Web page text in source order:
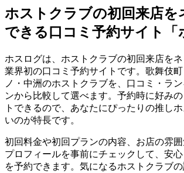
ホストクラブの初回来店を
できる口コミ予約サイト「
ホスログは、ホストクラブの初回来店を
業界初の口コミ予約サイトです。歌舞伎
ノ・中洲のホストクラブを、口コミ・ラ
ンから比較して選べます。予約時に好み
トできるので、あなたにぴったりの推し
いのが特長です。
初回料金や初回プランの内容、お店の雰
プロフィールを事前にチェックして、安
を予約できます。気になるホストクラブ